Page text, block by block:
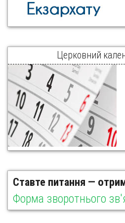
Церковний
Ставте питання —
Форма зворотнього